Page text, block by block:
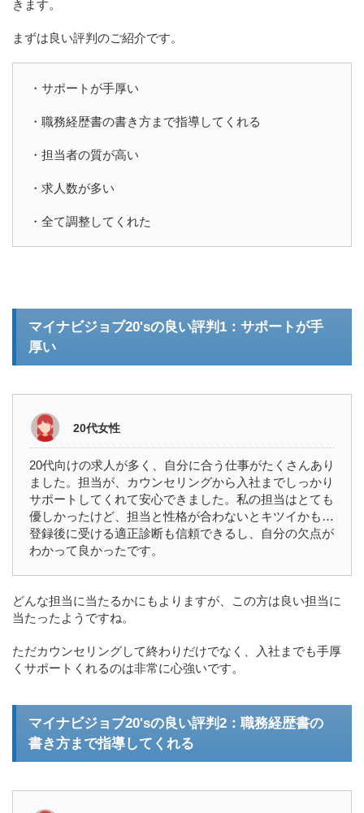
きます。
まずは良い評判のご紹介です。
・サポートが手厚い
・職務経歴書の書き方まで指導してくれる
・担当者の質が高い
・求人数が多い
・全て調整してくれた
マイナビジョブ20'sの良い評判1：サポートが手
厚い
20代女性
20代向けの求人が多く、自分に合う仕事がたくさんあり
ました。担当が、カウンセリングから入社までしっかり
サポートしてくれて安心できました。私の担当はとても
優しかったけど、担当と性格が合わないとキツイかも…
登録後に受ける適正診断も信頼できるし、自分の欠点が
わかって良かったです。
どんな担当に当たるかにもよりますが、この方は良い担当に
当たったようですね。
ただカウンセリングして終わりだけでなく、入社までも手厚
くサポートくれるのは非常に心強いです。
マイナビジョブ20'sの良い評判2：職務経歴書の
書き方まで指導してくれる